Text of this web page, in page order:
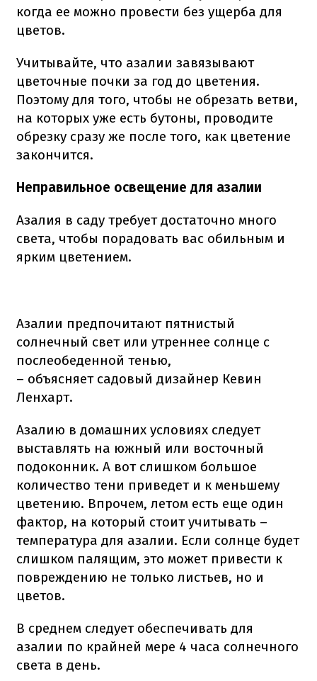
когда ее можно провести без ущерба для
цветов.
Учитывайте, что азалии завязывают
цветочные почки за год до цветения.
Поэтому для того, чтобы не обрезать ветви,
на которых уже есть бутоны, проводите
обрезку сразу же после того, как цветение
закончится.
Неправильное освещение для азалии
Азалия в саду требует достаточно много
света, чтобы порадовать вас обильным и
ярким цветением.
Азалии предпочитают пятнистый
солнечный свет или утреннее солнце с
послеобеденной тенью,
– объясняет садовый дизайнер Кевин
Ленхарт.
Азалию в домашних условиях следует
выставлять на южный или восточный
подоконник. А вот слишком большое
количество тени приведет и к меньшему
цветению. Впрочем, летом есть еще один
фактор, на который стоит учитывать –
температура для азалии. Если солнце будет
слишком палящим, это может привести к
повреждению не только листьев, но и
цветов.
В среднем следует обеспечивать для
азалии по крайней мере 4 часа солнечного
света в день.